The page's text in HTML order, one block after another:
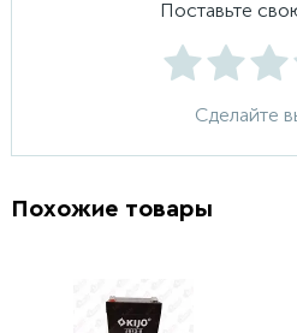
Поставьте
Сделайте
Похожие товары